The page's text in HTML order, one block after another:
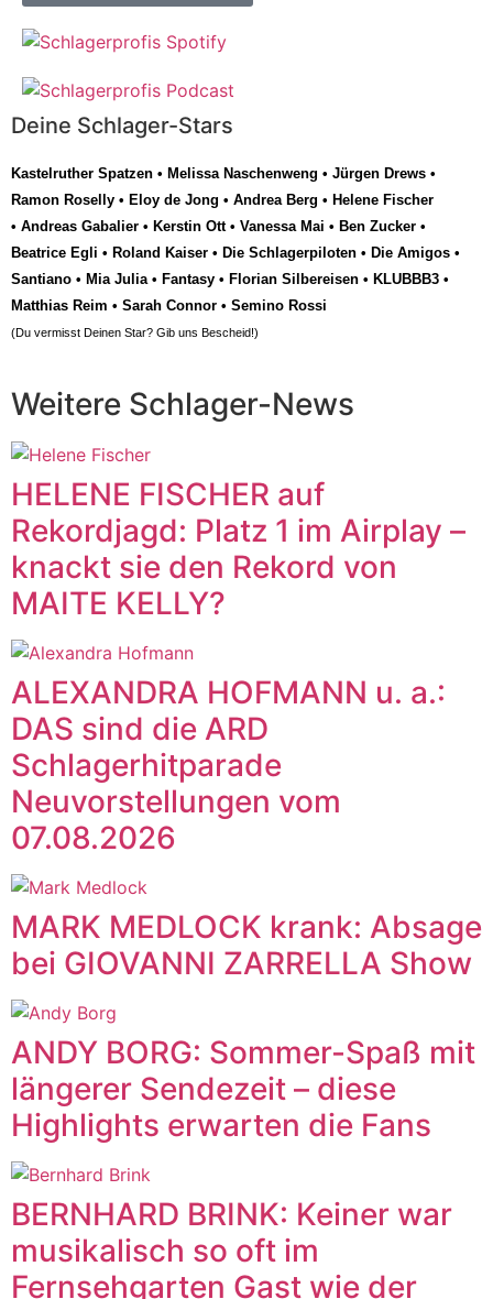
Deine Schlager-Stars
Kastelruther Spatzen • Melissa Naschenweng • Jürgen Drews •
Ramon Roselly • Eloy de Jong • Andrea Berg • Helene Fischer
• Andreas Gabalier • Kerstin Ott• Vanessa Mai • Ben Zucker •
Beatrice Egli • Roland Kaiser • Die Schlagerpiloten • Die Amigos •
Santiano • Mia Julia • Fantasy • Florian Silbereisen • KLUBBB3 •
Matthias Reim • Sarah Connor • Semino Rossi
(Du vermisst Deinen Star? Gib uns Bescheid!)
Weitere Schlager-News
HELENE FISCHER auf
Rekordjagd: Platz 1 im Airplay –
knackt sie den Rekord von
MAITE KELLY?
ALEXANDRA HOFMANN u. a.:
DAS sind die ARD
Schlagerhitparade
Neuvorstellungen vom
07.08.2026
MARK MEDLOCK krank: Absage
bei GIOVANNI ZARRELLA Show
ANDY BORG: Sommer-Spaß mit
längerer Sendezeit – diese
Highlights erwarten die Fans
BERNHARD BRINK: Keiner war
musikalisch so oft im
Fernsehgarten Gast wie der